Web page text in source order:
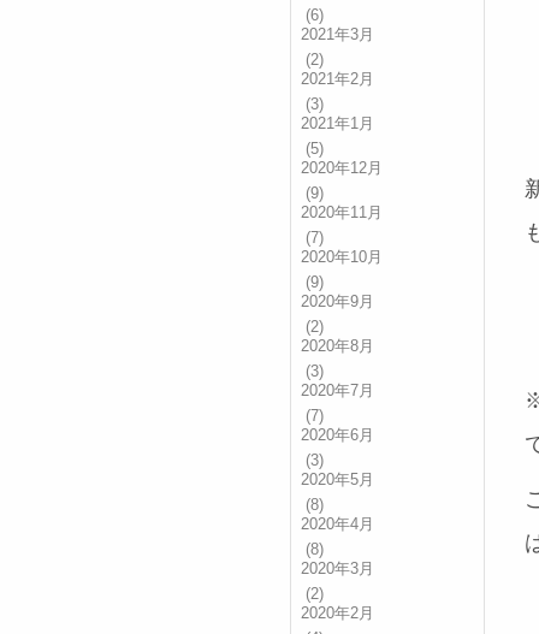
(6)
2021年3月
(2)
2021年2月
(3)
2021年1月
(5)
2020年12月
(9)
2020年11月
(7)
2020年10月
(9)
2020年9月
(2)
2020年8月
(3)
2020年7月
(7)
2020年6月
(3)
2020年5月
(8)
2020年4月
(8)
2020年3月
(2)
2020年2月